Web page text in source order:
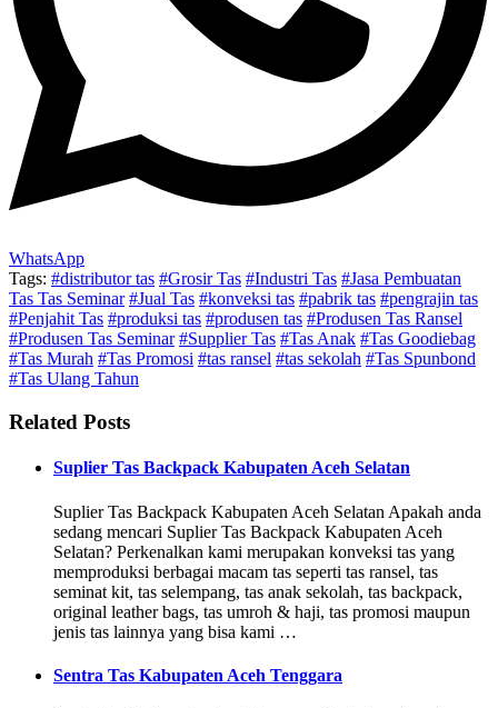
WhatsApp
Tags: #distributor tas #Grosir Tas #Industri Tas #Jasa Pembuatan
Tas Tas Seminar #Jual Tas #konveksi tas #pabrik tas #pengrajin tas
#Penjahit Tas #produksi tas #produsen tas #Produsen Tas Ransel
#Produsen Tas Seminar #Supplier Tas #Tas Anak #Tas Goodiebag
#Tas Murah #Tas Promosi #tas ransel #tas sekolah #Tas Spunbond
#Tas Ulang Tahun
Related Posts
Suplier Tas Backpack Kabupaten Aceh Selatan
Suplier Tas Backpack Kabupaten Aceh Selatan Apakah anda
sedang mencari Suplier Tas Backpack Kabupaten Aceh
Selatan? Perkenalkan kami merupakan konveksi tas yang
memproduksi berbagai macam tas seperti tas ransel, tas
seminat kit, tas selempang, tas anak sekolah, tas backpack,
original leather bags, tas umroh & haji, tas promosi maupun
jenis tas lainnya yang bisa kami …
Sentra Tas Kabupaten Aceh Tenggara